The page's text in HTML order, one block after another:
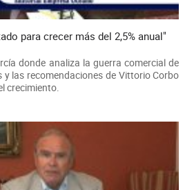
para crecer más del 2,5% anual"
donde analiza la guerra comercial de
y las recomendaciones de Vittorio Corbo
crecimiento.